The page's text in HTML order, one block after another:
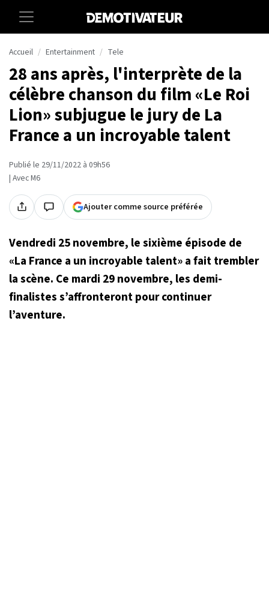
Accueil Entertainment Tele
28 ans après, l'interprète de la
célèbre chanson du film «Le Roi
Lion» subjugue le jury de La
France a un incroyable talent
Publié le 29/11/2022 à 09h56
| Avec M6
Ajouter comme source préférée
Vendredi 25 novembre, le sixième épisode de
«La France a un incroyable talent» a fait trembler
la scène. Ce mardi 29 novembre, les demi-
finalistes s’affronteront pour continuer
l’aventure.